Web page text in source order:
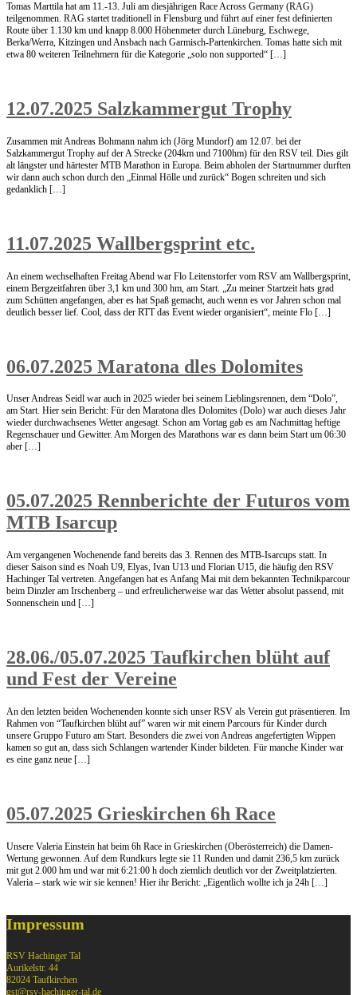
Tomas Marttila hat am 11.-13. Juli am diesjährigen Race Across Germany (RAG)
teilgenommen. RAG startet traditionell in Flensburg und führt auf einer fest definierten
Route über 1.130 km und knapp 8.000 Höhenmeter durch Lüneburg, Eschwege,
Berka/Werra, Kitzingen und Ansbach nach Garmisch-Partenkirchen. Tomas hatte sich mit
etwa 80 weiteren Teilnehmern für die Kategorie „solo non supported“ […]
12.07.2025 Salzkammergut Trophy
Zusammen mit Andreas Bohmann nahm ich (Jörg Mundorf) am 12.07. bei der
Salzkammergut Trophy auf der A Strecke (204km und 7100hm) für den RSV teil. Dies gilt
alt längster und härtester MTB Marathon in Europa. Beim abholen der Startnummer durften
wir dann auch schon durch den „Einmal Hölle und zurück“ Bogen schreiten und sich
gedanklich […]
11.07.2025 Wallbergsprint etc.
An einem wechselhaften Freitag Abend war Flo Leitenstorfer vom RSV am Wallbergsprint,
einem Bergzeitfahren über 3,1 km und 300 hm, am Start. „Zu meiner Startzeit hats grad
zum Schütten angefangen, aber es hat Spaß gemacht, auch wenn es vor Jahren schon mal
deutlich besser lief. Cool, dass der RTT das Event wieder organisiert“, meinte Flo […]
06.07.2025 Maratona dles Dolomites
Unser Andreas Seidl war auch in 2025 wieder bei seinem Lieblingsrennen, dem “Dolo”,
am Start. Hier sein Bericht: Für den Maratona dles Dolomites (Dolo) war auch dieses Jahr
wieder durchwachsenes Wetter angesagt. Schon am Vortag gab es am Nachmittag heftige
Regenschauer und Gewitter. Am Morgen des Marathons war es dann beim Start um 06:30
aber […]
05.07.2025 Rennberichte der Futuros vom
MTB Isarcup
Am vergangenen Wochenende fand bereits das 3. Rennen des MTB-Isarcups statt. In
dieser Saison sind es Noah U9, Elyas, Ivan U13 und Florian U15, die häufig den RSV
Hachinger Tal vertreten. Angefangen hat es Anfang Mai mit dem bekannten Technikparcour
beim Dinzler am Irschenberg – und erfreulicherweise war das Wetter absolut passend, mit
Sonnenschein und […]
28.06./05.07.2025 Taufkirchen blüht auf
und Fest der Vereine
An den letzten beiden Wochenenden konnte sich unser RSV als Verein gut präsentieren. Im
Rahmen von “Taufkirchen blüht auf” waren wir mit einem Parcours für Kinder durch
unsere Gruppo Futuro am Start. Besonders die zwei von Andreas angefertigten Wippen
kamen so gut an, dass sich Schlangen wartender Kinder bildeten. Für manche Kinder war
es eine ganz neue […]
05.07.2025 Grieskirchen 6h Race
Unsere Valeria Einstein hat beim 6h Race in Grieskirchen (Oberösterreich) die Damen-
Wertung gewonnen. Auf dem Rundkurs legte sie 11 Runden und damit 236,5 km zurück
mit gut 2.000 hm und war mit 6:21:00 h doch ziemlich deutlich vor der Zweitplatzierten.
Valeria – stark wie wir sie kennen! Hier ihr Bericht: „Eigentlich wollte ich ja 24h […]
Impressum
RSV Hachinger Tal
Aurikelstr. 44
82024 Taufkirchen
gst@rsv-hachinger-tal.de